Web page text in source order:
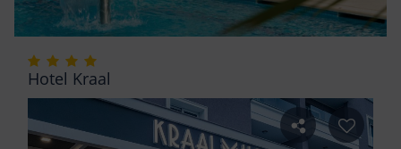
Hotel Kraal